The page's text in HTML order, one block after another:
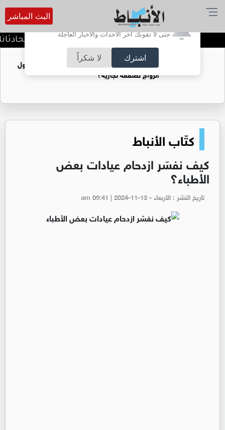
أترغب في تفعيل الإشعارات؟
حتى لا تفوتك آخر الأحداث والأخبار العاجلة
اشترك لا شكراً
البث المباشر
كيف تحافظ على خصوصية محادثاتك
فتيات يستغللنه لتحقيق مكاسب مادية.. هل تحول
الزواج لصفقة تجارية؟
كتّاب الأنباط
كيف نفسّر ازدحام عيادات بعض
الأطباء؟
تاريخ النشر : الأربعاء - am 09:41 | 2024-11-13